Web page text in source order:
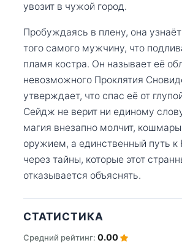
увозит в чужой город.
Пробуждаясь в плену, она
того самого мужчину, что
пламя костра. Он называет её
невозможного Проклятия
утверждает, что спас её от
Сейдж не верит ни единому
магия внезапно молчит, кошмары
оружием, а единственный путь к
через тайны, которые этот
отказывается объяснять.
СТАТИСТИКА
Средний рейтинг: 0.00